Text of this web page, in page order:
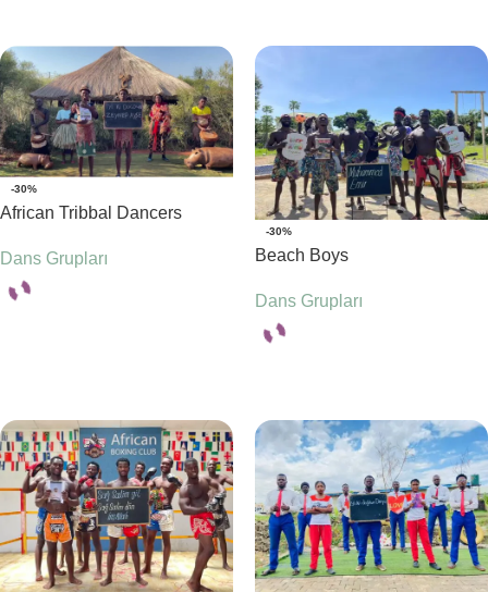
-30%
African Tribbal Dancers
Dans Grupları
-30%
Beach Boys
Dans Grupları